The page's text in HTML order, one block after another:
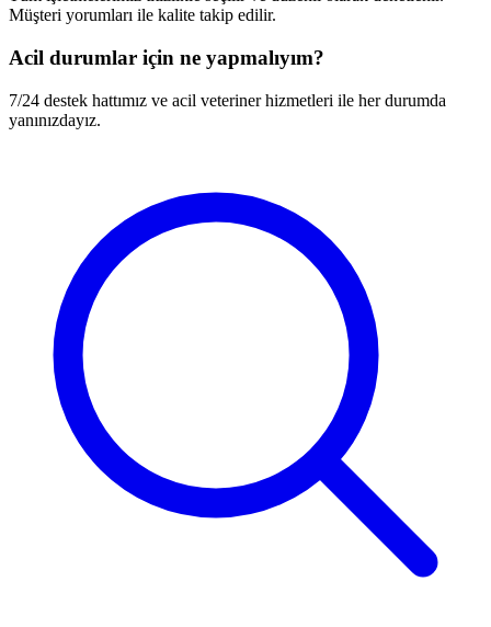
Müşteri yorumları ile kalite takip edilir.
Acil durumlar için ne yapmalıyım?
7/24 destek hattımız ve acil veteriner hizmetleri ile her durumda
yanınızdayız.